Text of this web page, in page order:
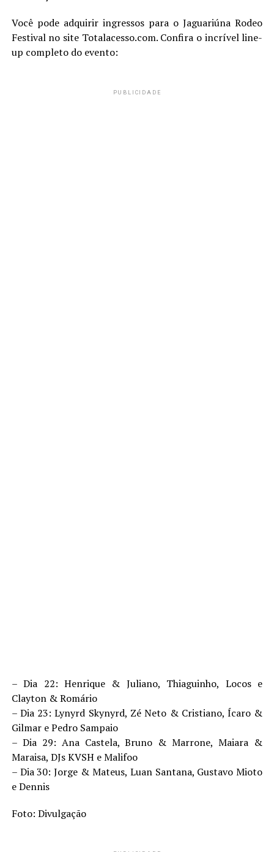
Você pode adquirir ingressos para o Jaguariúna Rodeo
Festival no site Totalacesso.com. Confira o incrível line-
up completo do evento:
PUBLICIDADE
– Dia 22: Henrique & Juliano, Thiaguinho, Locos e
Clayton & Romário
– Dia 23: Lynyrd Skynyrd, Zé Neto & Cristiano, Ícaro &
Gilmar e Pedro Sampaio
– Dia 29: Ana Castela, Bruno & Marrone, Maiara &
Maraisa, DJs KVSH e Malifoo
– Dia 30: Jorge & Mateus, Luan Santana, Gustavo Mioto
e Dennis
Foto: Divulgação